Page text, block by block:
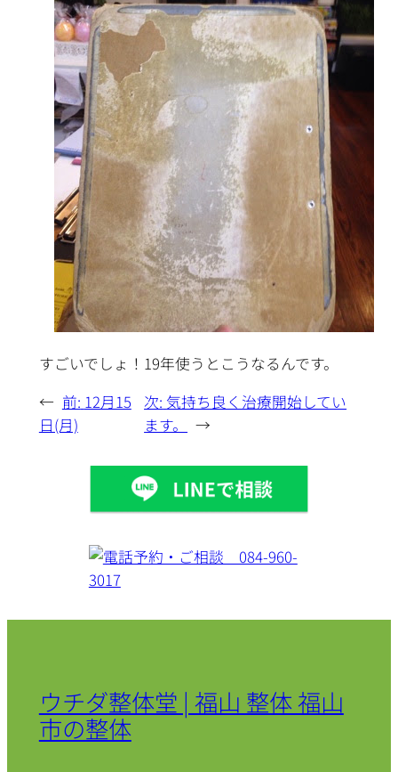
すごいでしょ！19年使うとこうなるんです。
← 前: 12月15
日(月)
次: 気持ち良く治療開始してい
ます。
→
ウチダ整体堂 | 福山 整体 福山
市の整体